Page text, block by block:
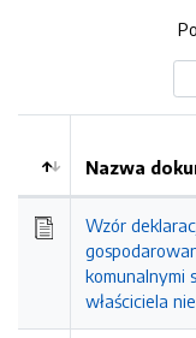
Kolejność
Nazwa
Wzór
komunalnymi
właściciela